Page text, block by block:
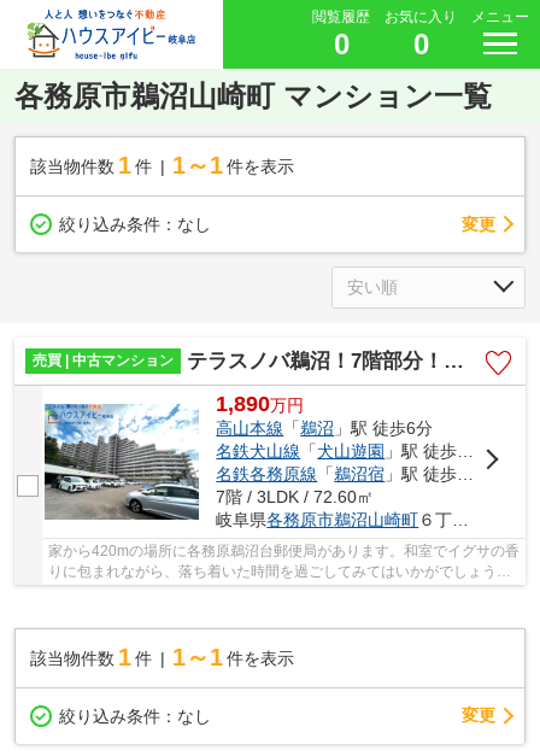
閲覧履歴
0
お気に入り
0
メニュー
各務原市鵜沼山崎町 マンション一覧
該当物件数 1件 1～1 件を表示
絞り込み条件： なし 変更
売買 | 中古マンション テラスノバ鵜沼！7階部分！管理費・修繕積立金合わせて13660円！ランニングコストが抑えられます♪
1,890万円
高山本線 「鵜沼 」駅 徒歩6分
名鉄犬山線 「犬山遊園 」駅 徒歩20分
名鉄各務原線 「鵜沼宿 」駅 徒歩24分
7階 / 3LDK / 72.60㎡
岐阜県各務原市鵜沼山崎町６丁目8-1
家から420mの場所に各務原鵜沼台郵便局があります。和室でイグサの香
りに包まれながら、落ち着いた時間を過ごしてみてはいかがでしょう
該当物件数 1件 1～1 件を表示
絞り込み条件： なし 変更